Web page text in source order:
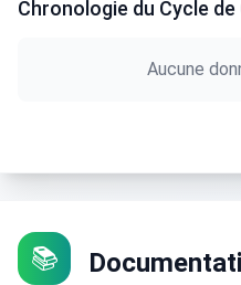
Chronologie du Cycle de
Aucune
📚